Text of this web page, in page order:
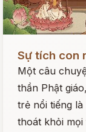
Sự tích con
Một câu
thần Phật
trẻ nổi tiếng
thoát khỏi mọi